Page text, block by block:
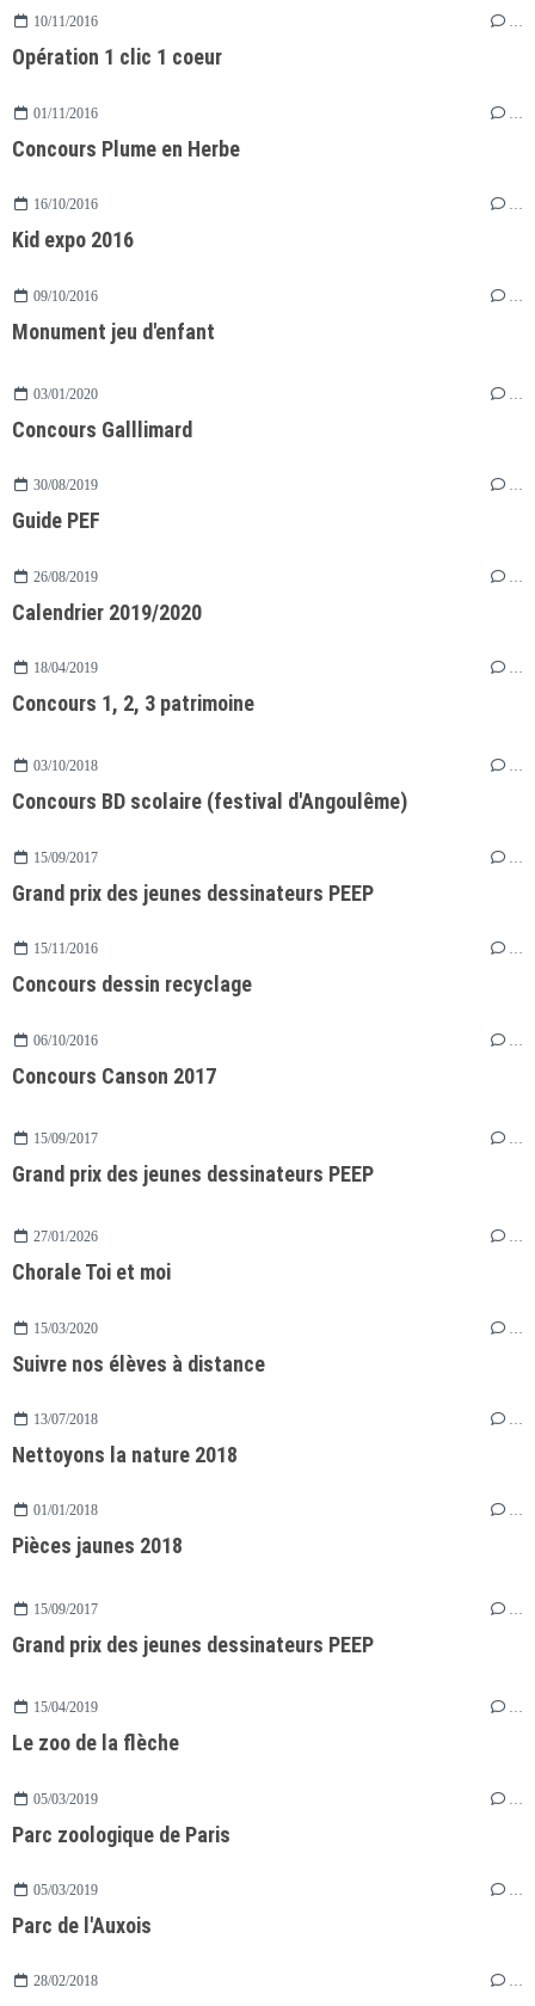
10/11/2016 …
Opération 1 clic 1 coeur
01/11/2016
Concours Plume en Herbe
16/10/2016 …
Kid expo 2016
09/10/2016
Monument jeu d'enfant
03/01/2020 …
Concours Galllimard
30/08/2019 …
Guide PEF
26/08/2019
Calendrier 2019/2020
18/04/2019 …
Concours 1, 2, 3 patrimoine
03/10/2018 …
Concours BD scolaire (festival d'Angoulême)
15/09/2017
Grand prix des jeunes dessinateurs PEEP
15/11/2016 …
Concours dessin recyclage
06/10/2016
Concours Canson 2017
15/09/2017 …
Grand prix des jeunes dessinateurs PEEP
27/01/2026 …
Chorale Toi et moi
15/03/2020
Suivre nos élèves à distance
13/07/2018 …
Nettoyons la nature 2018
01/01/2018 …
Pièces jaunes 2018
15/09/2017
Grand prix des jeunes dessinateurs PEEP
15/04/2019 …
Le zoo de la flèche
05/03/2019
Parc zoologique de Paris
05/03/2019 …
Parc de l'Auxois
28/02/2018 …